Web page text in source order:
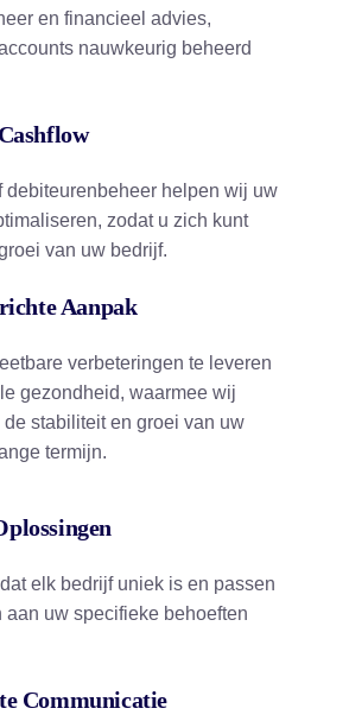
en financieel advies,
nauwkeurig beheerd
debiteurenbeheer helpen wij uw
zodat u zich kunt
van uw bedrijf.
Aanpak
verbeteringen te leveren
gezondheid, waarmee wij
de stabiliteit en groei van uw
termijn.
elk bedrijf uniek is en passen
aan uw specifieke behoeften
Communicatie